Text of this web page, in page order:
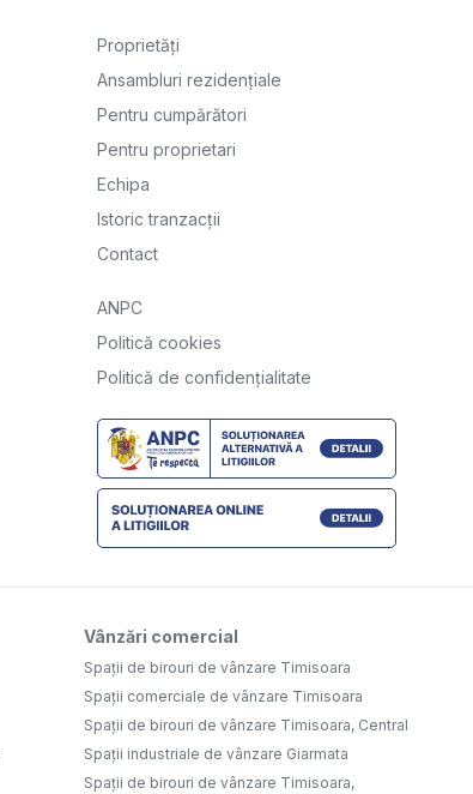
Proprietăți
Ansambluri rezidențiale
Pentru cumpărători
Pentru proprietari
Echipa
Istoric tranzacții
Contact
ANPC
Politică cookies
Politică de confidențialitate
Vânzări comercial
Spații de birouri de vânzare Timisoara
Spații comerciale de vânzare Timisoara
Spații de birouri de vânzare Timisoara, Central
Spații industriale de vânzare Giarmata
Spații de birouri de vânzare Timisoara,